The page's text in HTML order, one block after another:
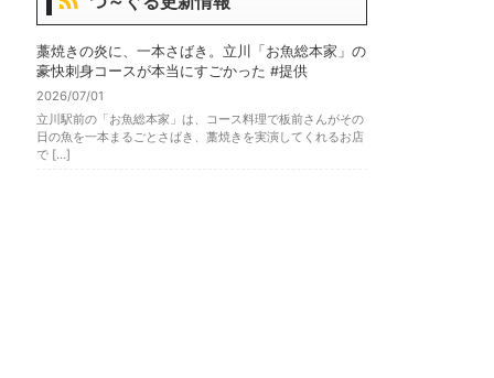
藁焼きの炎に、一本さばき。立川「お魚総本家」の
豪快刺身コースが本当にすごかった #提供
2026/07/01
立川駅前の「お魚総本家」は、コース料理で板前さんがその
日の魚を一本まるごとさばき、藁焼きを実演してくれるお店
で […]